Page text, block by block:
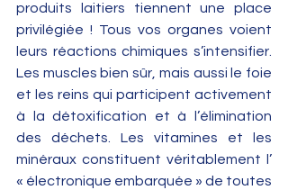
produits laitiers tiennent une place
privilégiée ! Tous vos organes voient
leurs réactions chimiques s’intensifier.
Les muscles bien sûr, mais aussi le foie
et les reins qui participent activement
à la détoxification et à l’élimination
des déchets. Les vitamines et les
minéraux constituent véritablement l’
« électronique embarquée » de toutes